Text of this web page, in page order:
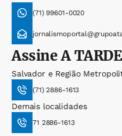
(71) 99601-0020
AssineA TARDE
Salvador e Região
(71) 2886-1613
Demais localidades
71 2886-1613